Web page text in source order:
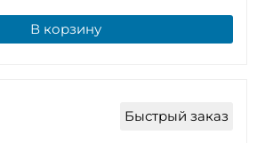
В корзину
Быстрый заказ